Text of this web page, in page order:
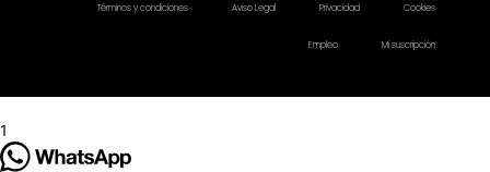
Términos y condiciones Aviso Legal Privacidad Cookies
Empleo Mi suscripción
1